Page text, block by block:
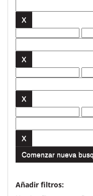
Comenzar nueva
Añadir filtros: